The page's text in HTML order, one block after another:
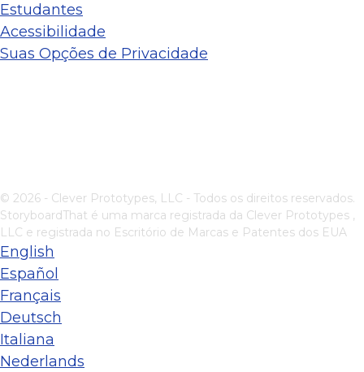
Estudantes
Acessibilidade
Suas Opções de Privacidade
© 2026 - Clever Prototypes, LLC - Todos os direitos reservados.
StoryboardThat é uma marca registrada da Clever Prototypes ,
LLC e registrada no Escritório de Marcas e Patentes dos EUA
English
Español
Français
Deutsch
Italiana
Nederlands